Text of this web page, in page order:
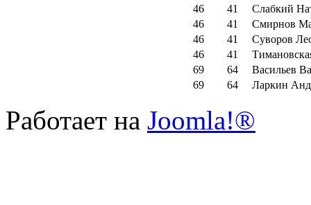
46
41
Слабкий
46
41
Смирнов
46
41
Суворов
46
41
69
64
Васильев
69
64 Ларкин
Работает на Joomla!®